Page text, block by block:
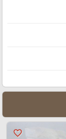
favorite_border